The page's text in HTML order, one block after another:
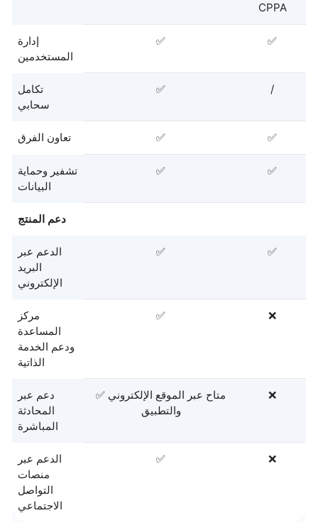
CPPA
إدارة
المستخدمين
✅ ✅
تكامل
سحابي
✅ /
تعاون الفرق ✅ ✅
تشفير وحماية
البيانات
✅ ✅
دعم المنتج
الدعم عبر
البريد
الإلكتروني
✅ ✅
مركز
المساعدة
ودعم الخدمة
الذاتية
✅ ❌
دعم عبر
المحادثة
المباشرة
✅ متاح عبر الموقع الإلكتروني
والتطبيق
❌
الدعم عبر
منصات
التواصل
الاجتماعي
✅ ❌